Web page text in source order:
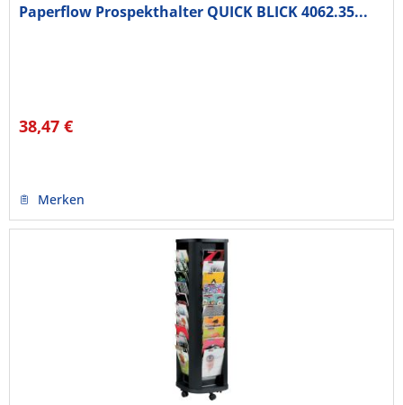
Paperflow Prospekthalter QUICK BLICK 4062.35...
38,47 €
Merken